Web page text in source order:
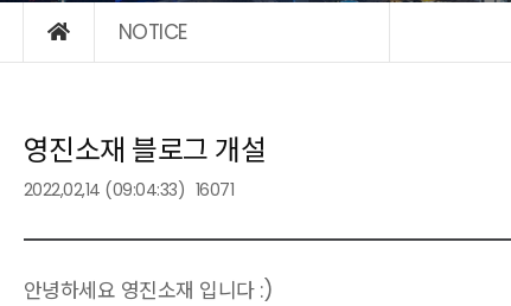
NOTICE
영진소재 블로그 개설
2022,02,14 (09:04:33) 16071
안녕하세요 영진소재 입니다 :)